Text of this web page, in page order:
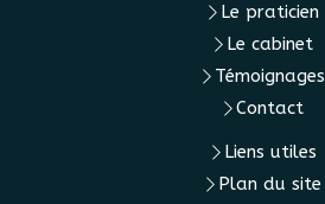
Le praticien
Le cabinet
Témoignages
Contact
Liens utiles
Plan du site